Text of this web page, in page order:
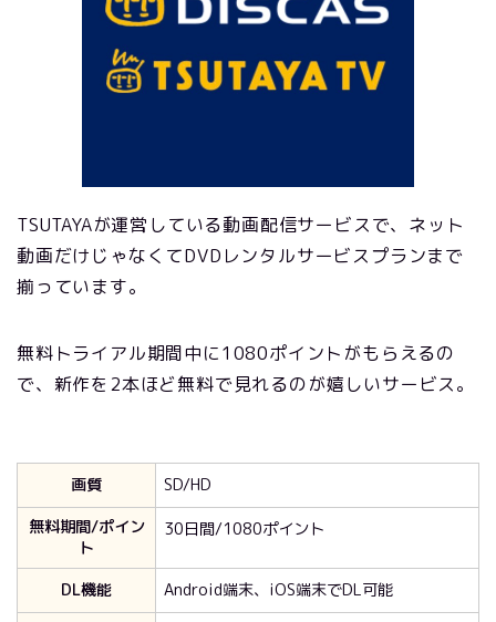
TSUTAYAが運営している動画配信サービスで、ネット
動画だけじゃなくてDVDレンタルサービスプランまで
揃っています。
無料トライアル期間中に1080ポイントがもらえるの
で、新作を2本ほど無料で見れるのが嬉しいサービス。
画質
SD/HD
無料期間/ポイン
ト
30日間/1080ポイント
DL機能
Android端末、iOS端末でDL可能